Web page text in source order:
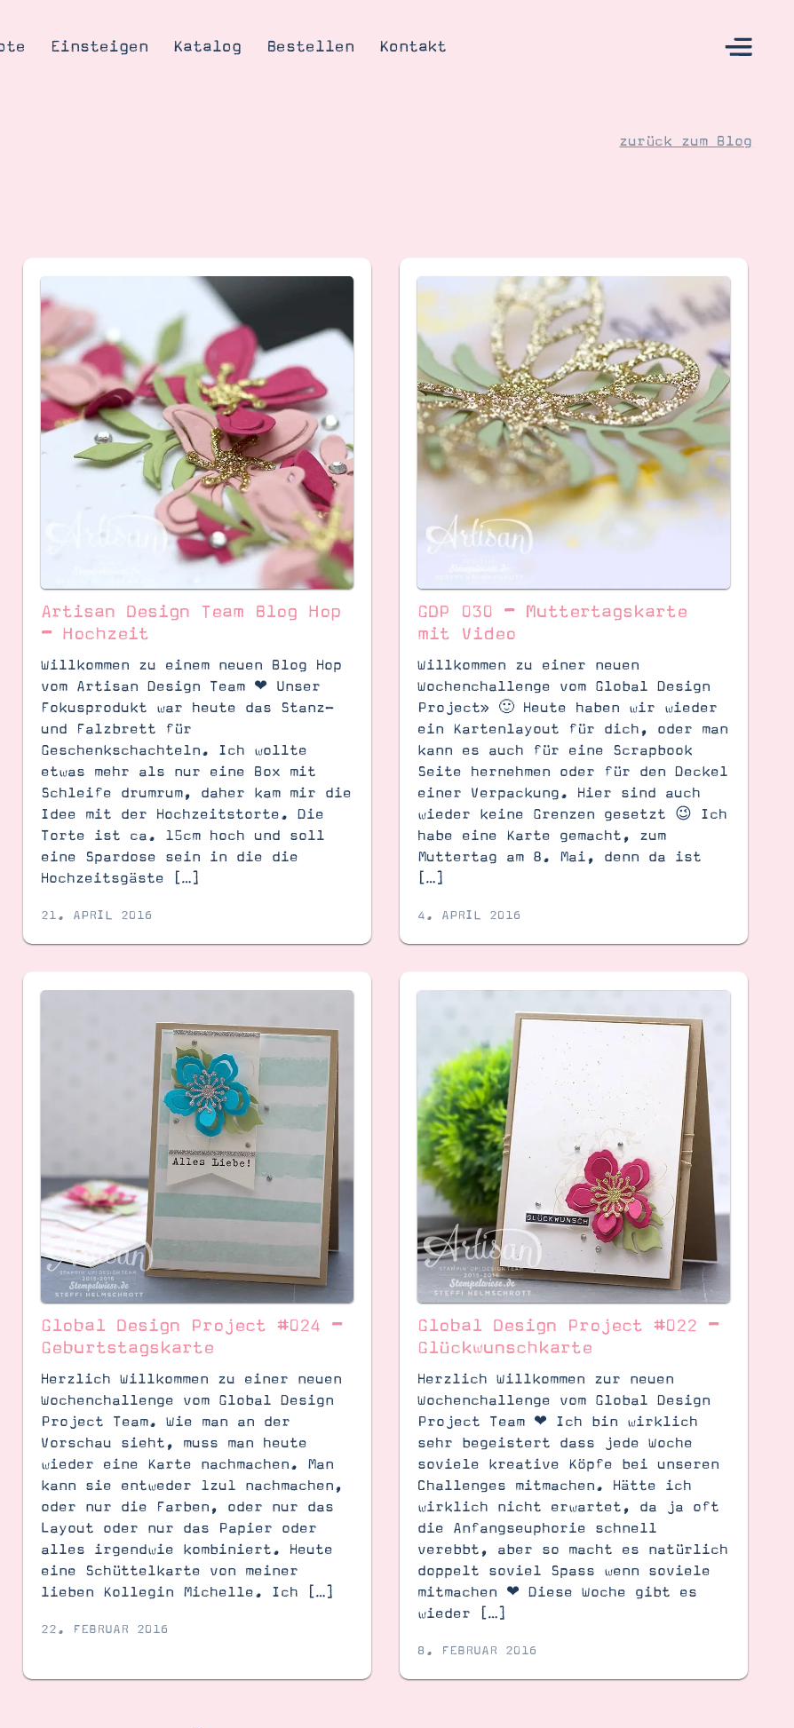
Einsteigen Katalog Bestellen Kontakt
erklärt
Up!
SUCHE
zurück zum Blog
Artisan Design Team Blog Hop
– Hochzeit
Willkommen zu einem neuen Blog Hop
vom Artisan Design Team ❤︎ Unser
Fokusprodukt war heute das Stanz-
und Falzbrett für
Geschenkschachteln. Ich wollte
etwas mehr als nur eine Box mit
Schleife drumrum, daher kam mir die
Idee mit der Hochzeitstorte. Die
Torte ist ca. 15cm hoch und soll
eine Spardose sein in die die
Hochzeitsgäste […]
21. APRIL 2016
GDP 030 – Muttertagskarte
mit Video
Willkommen zu einer neuen
Wochenchallenge vom Global Design
Project» 🙂 Heute haben wir wieder
ein Kartenlayout für dich, oder man
kann es auch für eine Scrapbook
Seite hernehmen oder für den Deckel
einer Verpackung. Hier sind auch
wieder keine Grenzen gesetzt 😉 Ich
habe eine Karte gemacht, zum
Muttertag am 8. Mai, denn da ist
[…]
4. APRIL 2016
Global Design Project #024 –
Geburtstagskarte
Herzlich Willkommen zu einer neuen
Wochenchallenge vom Global Design
Project Team. Wie man an der
Vorschau sieht, muss man heute
wieder eine Karte nachmachen. Man
kann sie entweder 1zu1 nachmachen,
oder nur die Farben, oder nur das
Layout oder nur das Papier oder
alles irgendwie kombiniert. Heute
eine Schüttelkarte von meiner
lieben Kollegin Michelle. Ich […]
22. FEBRUAR 2016
Global Design Project #022 –
Glückwunschkarte
Herzlich Willkommen zur neuen
Wochenchallenge vom Global Design
Project Team ❤︎ Ich bin wirklich
sehr begeistert dass jede Woche
soviele kreative Köpfe bei unseren
Challenges mitmachen. Hätte ich
wirklich nicht erwartet, da ja oft
die Anfangseuphorie schnell
verebbt, aber so macht es natürlich
doppelt soviel Spass wenn soviele
mitmachen ❤︎ Diese Woche gibt es
wieder […]
8. FEBRUAR 2016